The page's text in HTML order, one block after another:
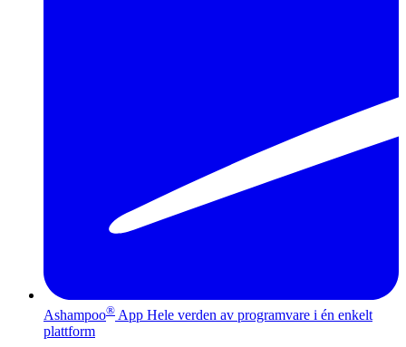
Ashampoo® App Hele verden av programvare i én enkelt
plattform